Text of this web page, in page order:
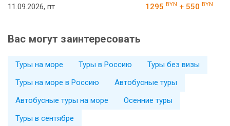
11.09.2026, пт 1295 BYN + 550 BYN
Вас могут заинтересовать
Туры на море Туры в Россию
Туры без визы
Туры на море в Россию
Автобусные туры
Автобусные туры на море
Осенние туры
Туры в сентябре